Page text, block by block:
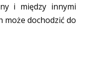
i między innymi
dochodzić do